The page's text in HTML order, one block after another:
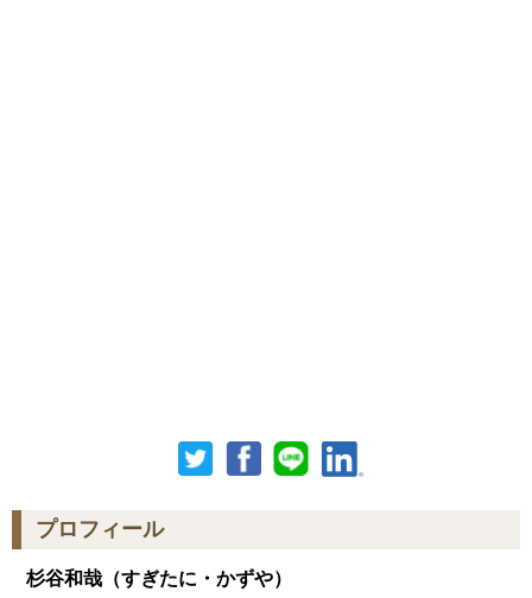
プロフィール
杉谷和哉 （すぎたに・かずや）